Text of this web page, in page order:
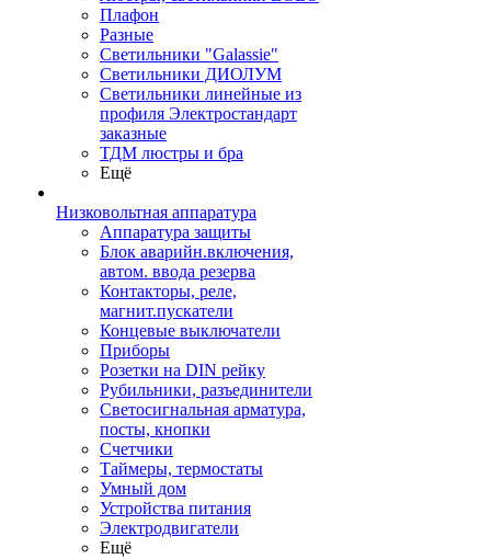
Плафон
Разные
Светильники "Galassie"
Светильники ДИОЛУМ
Светильники линейные из
профиля Электростандарт
заказные
ТДМ люстры и бра
Ещё
Низковольтная аппаратура
Аппаратура защиты
Блок аварийн.включения,
автом. ввода резерва
Контакторы, реле,
магнит.пускатели
Концевые выключатели
Приборы
Розетки на DIN рейку
Рубильники, разъединители
Светосигнальная арматура,
посты, кнопки
Счетчики
Таймеры, термостаты
Умный дом
Устройства питания
Электродвигатели
Ещё